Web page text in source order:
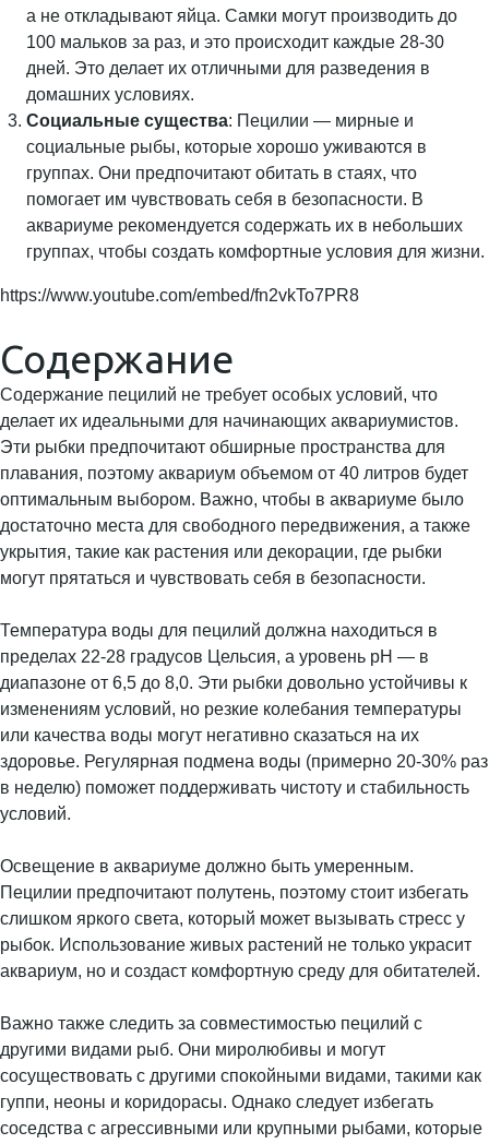
а не откладывают яйца. Самки могут производить до
100 мальков за раз, и это происходит каждые 28-30
дней. Это делает их отличными для разведения в
домашних условиях.
Социальные существа: Пецилии — мирные и
социальные рыбы, которые хорошо уживаются в
группах. Они предпочитают обитать в стаях, что
помогает им чувствовать себя в безопасности. В
аквариуме рекомендуется содержать их в небольших
группах, чтобы создать комфортные условия для жизни.
https://www.youtube.com/embed/fn2vkTo7PR8
Содержание
Содержание пецилий не требует особых условий, что
делает их идеальными для начинающих аквариумистов.
Эти рыбки предпочитают обширные пространства для
плавания, поэтому аквариум объемом от 40 литров будет
оптимальным выбором. Важно, чтобы в аквариуме было
достаточно места для свободного передвижения, а также
укрытия, такие как растения или декорации, где рыбки
могут прятаться и чувствовать себя в безопасности.
Температура воды для пецилий должна находиться в
пределах 22-28 градусов Цельсия, а уровень pH — в
диапазоне от 6,5 до 8,0. Эти рыбки довольно устойчивы к
изменениям условий, но резкие колебания температуры
или качества воды могут негативно сказаться на их
здоровье. Регулярная подмена воды (примерно 20-30% раз
в неделю) поможет поддерживать чистоту и стабильность
условий.
Освещение в аквариуме должно быть умеренным.
Пецилии предпочитают полутень, поэтому стоит избегать
слишком яркого света, который может вызывать стресс у
рыбок. Использование живых растений не только украсит
аквариум, но и создаст комфортную среду для обитателей.
Важно также следить за совместимостью пецилий с
другими видами рыб. Они миролюбивы и могут
сосуществовать с другими спокойными видами, такими как
гуппи, неоны и коридорасы. Однако следует избегать
соседства с агрессивными или крупными рыбами, которые